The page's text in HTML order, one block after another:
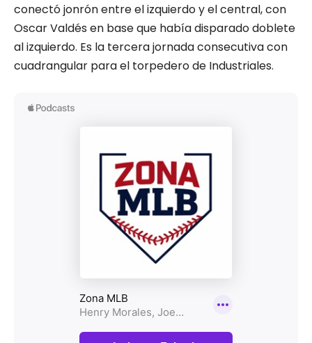
conectó jonrón entre el izquierdo y el central, con
Oscar Valdés en base que había disparado doblete
al izquierdo. Es la tercera jornada consecutiva con
cuadrangular para el torpedero de Industriales.